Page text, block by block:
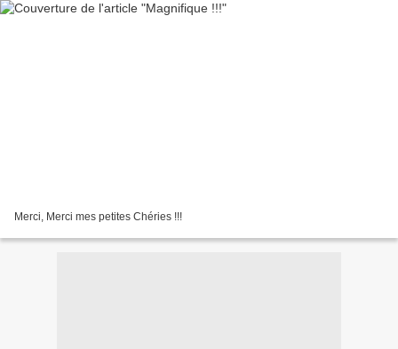
Merci, Merci mes petites Chéries !!!